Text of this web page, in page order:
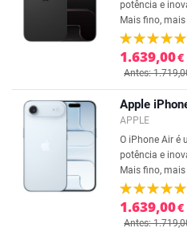
potência e
Mais fino, mais
1.639,00€
Antes:
Apple
APPLE
O iPhone Air é
potência e
Mais fino, mais
1.639,00€
Antes: